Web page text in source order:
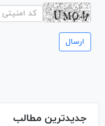
جدیدترین مطالب